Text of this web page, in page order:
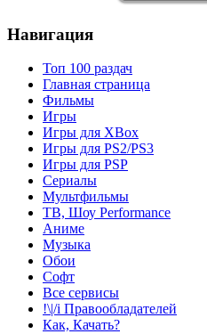
Навигация
Топ 100 раздач
Главная страница
Фильмы
Игры
Игры для XBox
Игры для PS2/PS3
Игры для PSP
Сериалы
Мультфильмы
ТВ, Шоу Performance
Аниме
Музыка
Обои
Софт
Все сервисы
!\|/i Правообладателей
Как, Качать?